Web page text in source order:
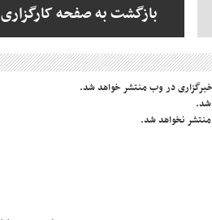
بازگشت به صفحه کارگزاری
در وب منتشر خواهد شد.
شد.
منتشر نخواهد شد.